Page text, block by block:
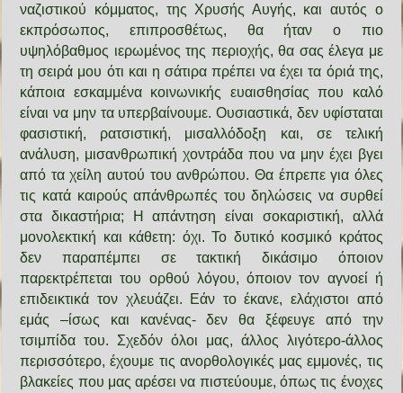
ναζιστικού κόμματος, της Χρυσής Αυγής, και αυτός ο
εκπρόσωπος, επιπροσθέτως, θα ήταν ο πιο
υψηλόβαθμος ιερωμένος της περιοχής, θα σας έλεγα με
τη σειρά μου ότι και η σάτιρα πρέπει να έχει τα όριά της,
κάποια εσκαμμένα κοινωνικής ευαισθησίας που καλό
είναι να μην τα υπερβαίνουμε. Ουσιαστικά, δεν υφίσταται
φασιστική, ρατσιστική, μισαλλόδοξη και, σε τελική
ανάλυση, μισανθρωπική χοντράδα που να μην έχει βγει
από τα χείλη αυτού του ανθρώπου. Θα έπρεπε για όλες
τις κατά καιρούς απάνθρωπές του δηλώσεις να συρθεί
στα δικαστήρια; Η απάντηση είναι σοκαριστική, αλλά
μονολεκτική και κάθετη: όχι. Το δυτικό κοσμικό κράτος
δεν παραπέμπει σε τακτική δικάσιμο όποιον
παρεκτρέπεται του ορθού λόγου, όποιον τον αγνοεί ή
επιδεικτικά τον χλευάζει. Εάν το έκανε, ελάχιστοι από
εμάς –ίσως και κανένας- δεν θα ξέφευγε από την
τσιμπίδα του. Σχεδόν όλοι μας, άλλος λιγότερο-άλλος
περισσότερο, έχουμε τις ανορθολογικές μας εμμονές, τις
βλακείες που μας αρέσει να πιστεύουμε, όπως τις ένοχες